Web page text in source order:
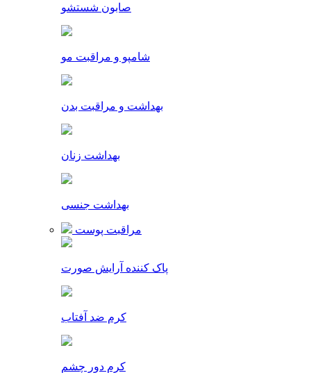
صابون شستشو
شامپو و مراقبت مو
بهداشت و مراقبت بدن
بهداشت زنان
بهداشت جنسی
مراقبت پوست
پاک کننده آرایش صورت
کرم ضد آفتاب
کرم دور چشم